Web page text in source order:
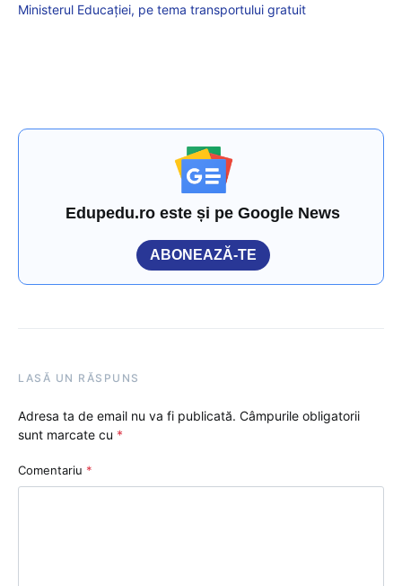
Ministerul Educației, pe tema transportului gratuit
Edupedu.ro este și pe Google News
ABONEAZĂ-TE
LASĂ UN RĂSPUNS
Adresa ta de email nu va fi publicată. Câmpurile obligatorii
sunt marcate cu *
Comentariu *